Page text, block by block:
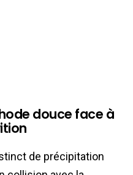
douce face à
de précipitation